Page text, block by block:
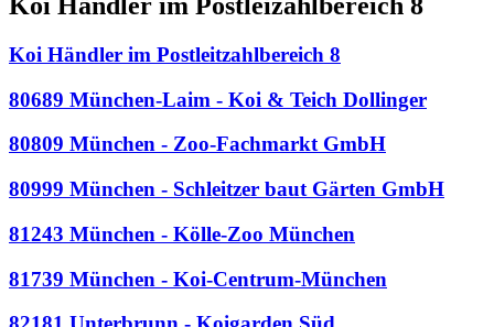
Koi Händler im Postleitzahlbereich 8
80689 München-Laim - Koi & Teich Dollinger
80809 München - Zoo-Fachmarkt GmbH
80999 München - Schleitzer baut Gärten GmbH
81243 München - Kölle-Zoo München
81739 München - Koi-Centrum-München